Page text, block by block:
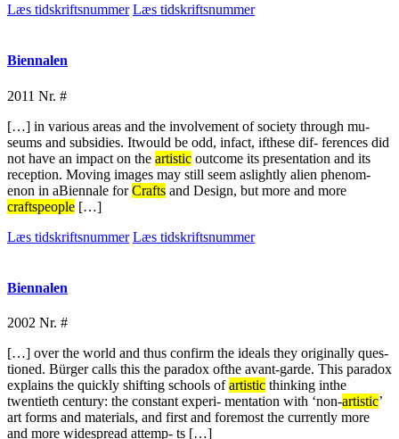
Læs tidskriftsnummer Læs tidskriftsnummer
Biennalen
2011 Nr. #
[…] in various areas and the involvement of society through mu-
seums and subsidies. Itwould be odd, infact, ifthese dif- ferences did
not have an impact on the artistic outcome its presentation and its
reception. Moving images may still seem aslightly alien phenom-
enon in aBiennale forCrafts and Design, but more and more
craftspeople […]
Læs tidskriftsnummer Læs tidskriftsnummer
Biennalen
2002 Nr. #
[…] over the world and thus confirm the ideals they originally ques-
tioned. Bürger calls this the paradox ofthe avant-garde. This paradox
explains the quickly shifting schools ofartistic thinking inthe
twentieth century: the constant experi- mentation with ‘non-artistic’
art forms and materials, and first and foremost the currently more
and more widespread attemp- ts […]